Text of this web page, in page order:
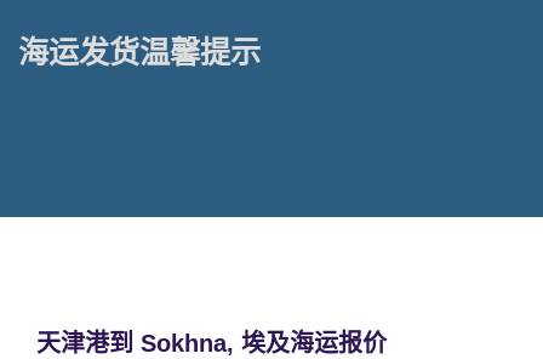
海运发货温馨提示
天津港到 Sokhna, 埃及海运报价